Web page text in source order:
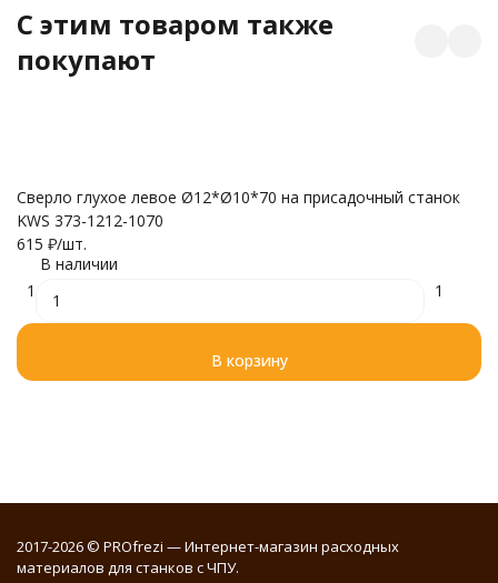
C этим товаром также
покупают
Сверло глухое левое Ø12*Ø10*70 на присадочный станок
KWS 373-1212-1070
615 ₽/шт.
В наличии
1
1
В корзину
2017-2026 © PROfrezi — Интернет-магазин расходных
материалов для станков с ЧПУ.